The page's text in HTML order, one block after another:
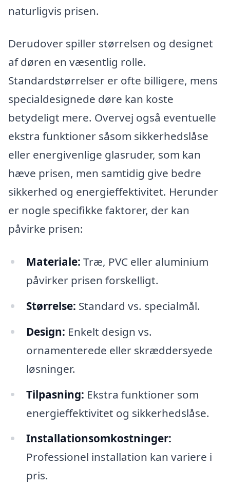
naturligvis prisen.
Derudover spiller størrelsen og designet
af døren en væsentlig rolle.
Standardstørrelser er ofte billigere, mens
specialdesignede døre kan koste
betydeligt mere. Overvej også eventuelle
ekstra funktioner såsom sikkerhedslåse
eller energivenlige glasruder, som kan
hæve prisen, men samtidig give bedre
sikkerhed og energieffektivitet. Herunder
er nogle specifikke faktorer, der kan
påvirke prisen:
Materiale: Træ, PVC eller aluminium
påvirker prisen forskelligt.
Størrelse: Standard vs. specialmål.
Design: Enkelt design vs.
ornamenterede eller skræddersyede
løsninger.
Tilpasning: Ekstra funktioner som
energieffektivitet og sikkerhedslåse.
Installationsomkostninger:
Professionel installation kan variere i
pris.